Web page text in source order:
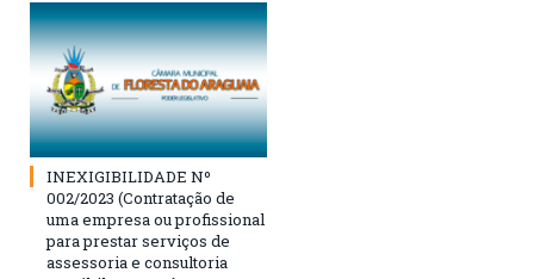
INEXIGIBILIDADE Nº
002/2023 (Contratação de
uma empresa ou profissional
para prestar serviços de
assessoria e consultoria